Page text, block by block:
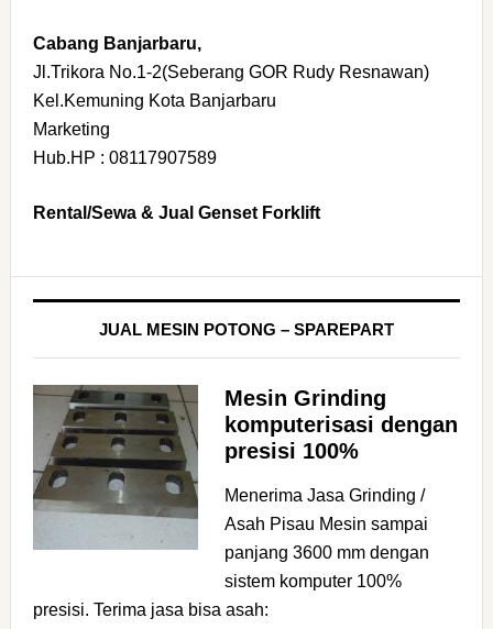
Cabang Banjarbaru,
Jl.Trikora No.1-2(Seberang GOR Rudy Resnawan)
Kel.Kemuning Kota Banjarbaru
Marketing
Hub.HP : 08117907589
Rental/Sewa & Jual Genset Forklift
JUAL MESIN POTONG – SPAREPART
Mesin Grinding
komputerisasi dengan
presisi 100%
Menerima Jasa Grinding /
Asah Pisau Mesin sampai
panjang 3600 mm dengan
sistem komputer 100%
presisi. Terima jasa bisa asah: